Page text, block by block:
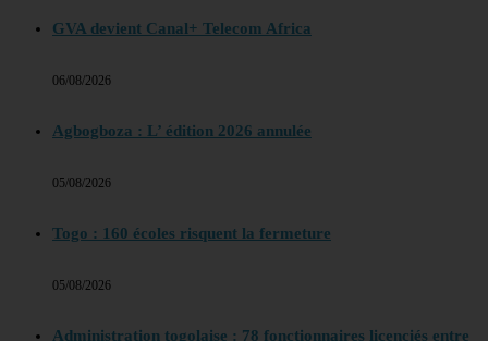
GVA devient Canal+ Telecom Africa
06/08/2026
Agbogboza : L’ édition 2026 annulée
05/08/2026
Togo : 160 écoles risquent la fermeture
05/08/2026
Administration togolaise : 78 fonctionnaires licenciés entre